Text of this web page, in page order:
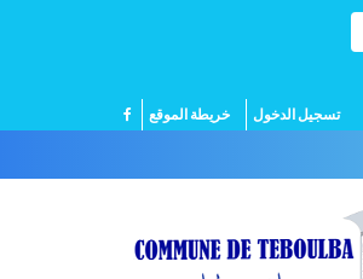
تسجيل الدخول خريطة الموقع